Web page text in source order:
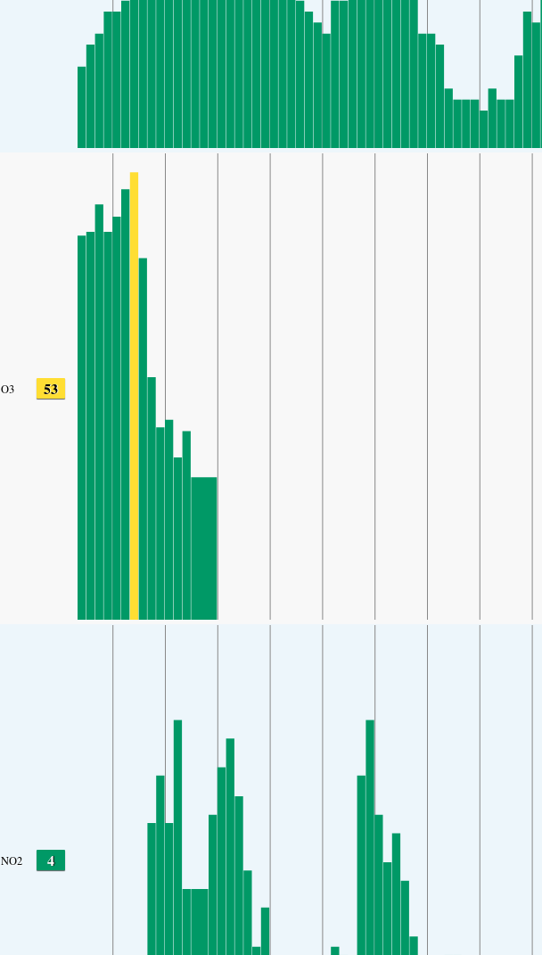
O3 53
NO2 4